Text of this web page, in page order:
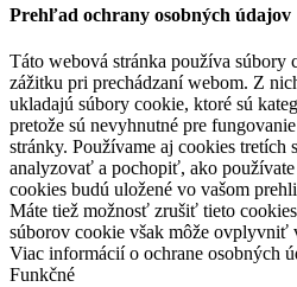
Prehľad ochrany osobných údajov
Táto webová stránka používa súbory
zážitku pri prechádzaní webom. Z
ukladajú súbory cookie, ktoré sú
pretože sú nevyhnutné pre
stránky. Používame aj cookies tretích
analyzovať a pochopiť, ako
cookies budú uložené vo vašom
Máte tiež možnosť zrušiť tieto
súborov cookie však môže ovplyvniť
Viac informácií o ochrane osobných
Funkčné